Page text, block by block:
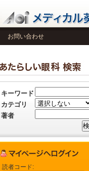
お問い合わせ
キーワード
カテゴリ
著者
読者コード: